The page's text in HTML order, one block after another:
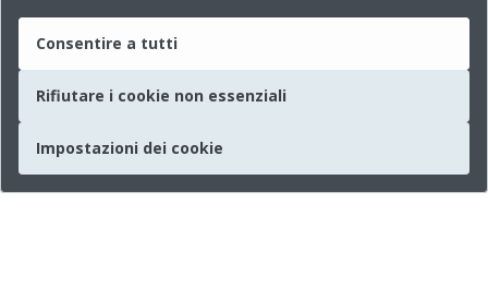
Consentire a tutti
Rifiutare i cookie non essenziali
Impostazioni dei cookie